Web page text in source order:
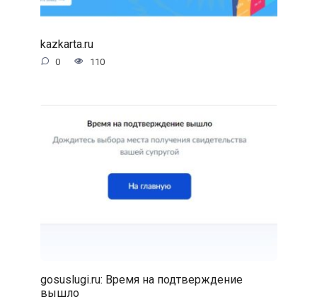
kazkarta.ru
0 110
gosuslugi.ru: Время на подтверждение
вышло